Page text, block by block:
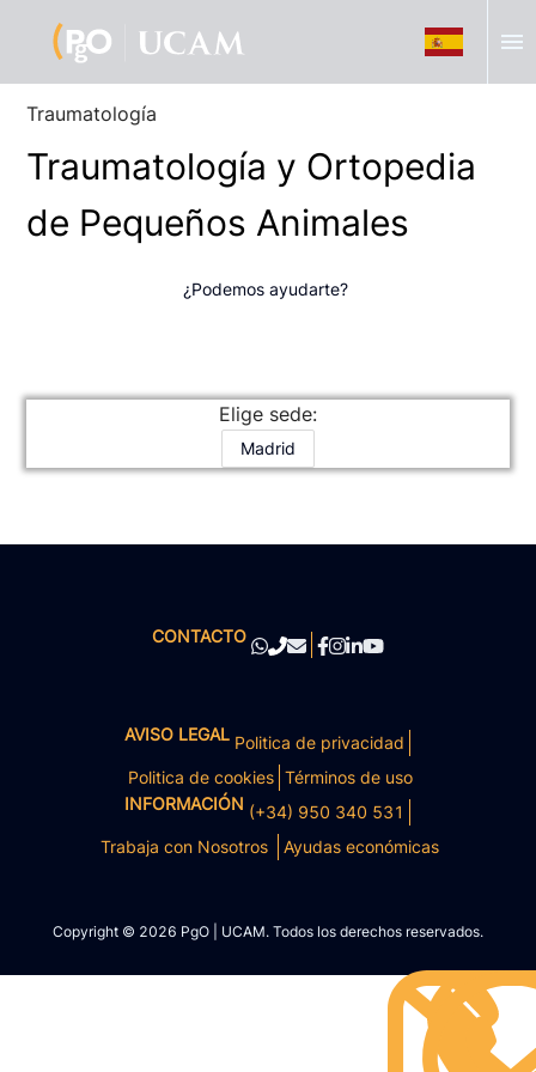
menu
Traumatología
Traumatología y Ortopedia
de Pequeños Animales
¿Podemos ayudarte?
Elige sede:
Madrid
CONTACTO
AVISO LEGAL Politica de privacidad
Politica de cookies Términos de uso
INFORMACIÓN (+34) 950 340 531
Trabaja con Nosotros
Ayudas económicas
Copyright © 2026 PgO | UCAM. Todos los derechos reservados.